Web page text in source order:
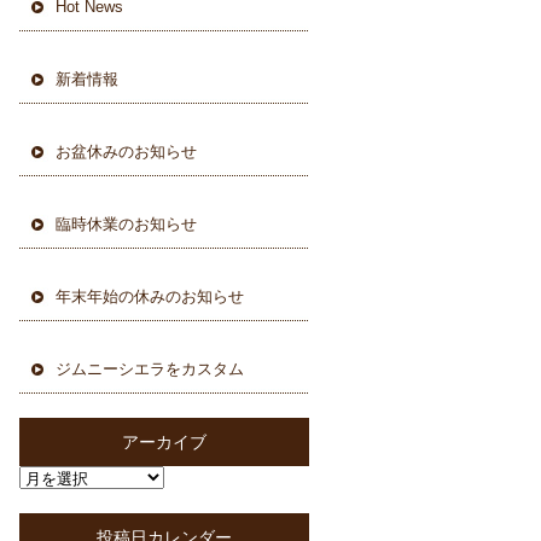
Hot News
新着情報
お盆休みのお知らせ
臨時休業のお知らせ
年末年始の休みのお知らせ
ジムニーシエラをカスタム
アーカイブ